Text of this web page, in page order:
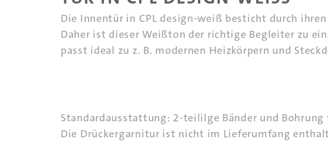
Die Innentür in CPL design-weiß besticht durch
Daher ist dieser Weißton der richtige Begleiter zu
passt ideal zu z. B. modernen Heizkörpern und
Standardausstattung: 2-teililge Bänder und Bohrung
Die Drückergarnitur ist nicht im Lieferumfang